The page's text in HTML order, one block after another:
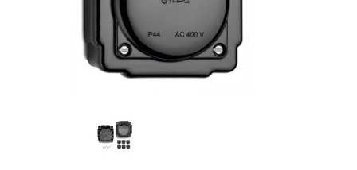
Deur- en raambeslag
Kapstokken & Haken
Meubelgrepen
Voorraadbakjes